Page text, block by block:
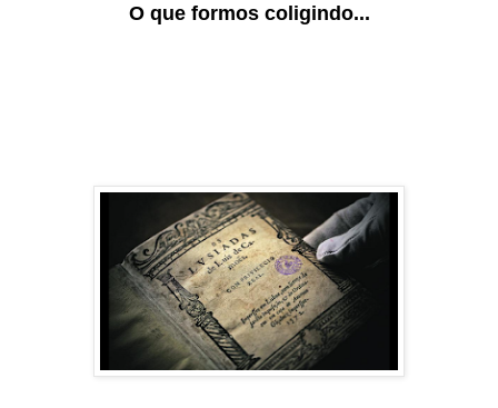
O que formos coligindo...